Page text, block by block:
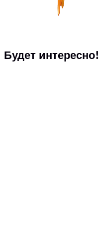
Будет интересно!